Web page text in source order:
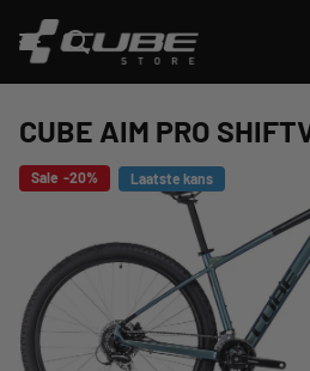
CUBE AIM PRO
Sale -20% Laatste kans